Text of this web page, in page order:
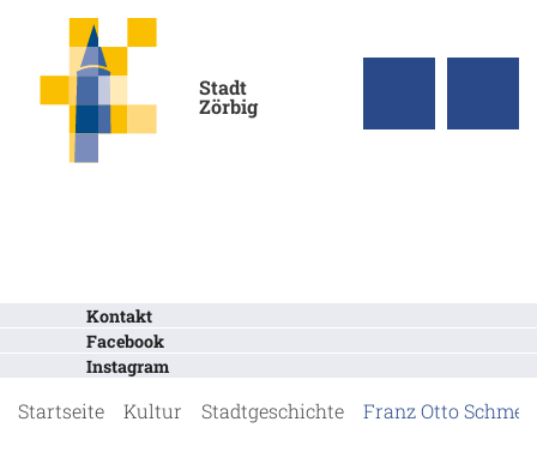
Stadt
Zörbig
Kontakt
Facebook
Instagram
Startseite Kultur Stadtgeschichte Franz Otto Schmeil